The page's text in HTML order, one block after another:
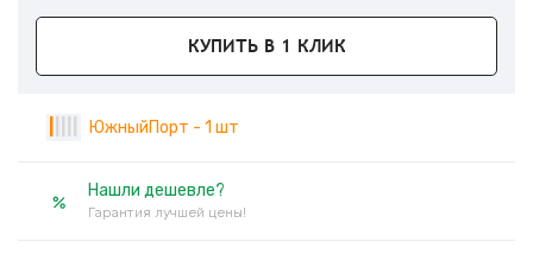
КУПИТЬ В 1 КЛИК
ЮжныйПорт - 1 шт
Нашли дешевле?
Гарантия лучшей цены!